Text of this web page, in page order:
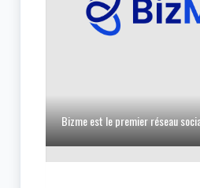
Bizme est le premier réseau